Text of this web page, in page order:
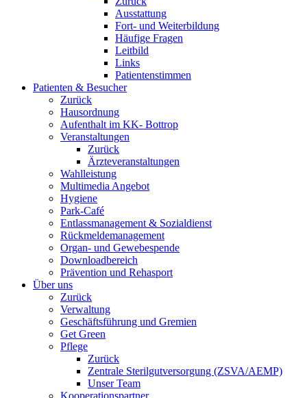
Ausstattung
Fort- und Weiterbildung
Häufige Fragen
Leitbild
Links
Patientenstimmen
Patienten & Besucher
Zurück
Hausordnung
Aufenthalt im KK- Bottrop
Veranstaltungen
Zurück
Ärzteveranstaltungen
Wahlleistung
Multimedia Angebot
Hygiene
Park-Café
Entlassmanagement & Sozialdienst
Rückmeldemanagement
Organ- und Gewebespende
Downloadbereich
Prävention und Rehasport
Über uns
Zurück
Verwaltung
Geschäftsführung und Gremien
Get Green
Pflege
Zurück
Zentrale Sterilgutversorgung (ZSVA/AEMP)
Unser Team
Kooperationspartner